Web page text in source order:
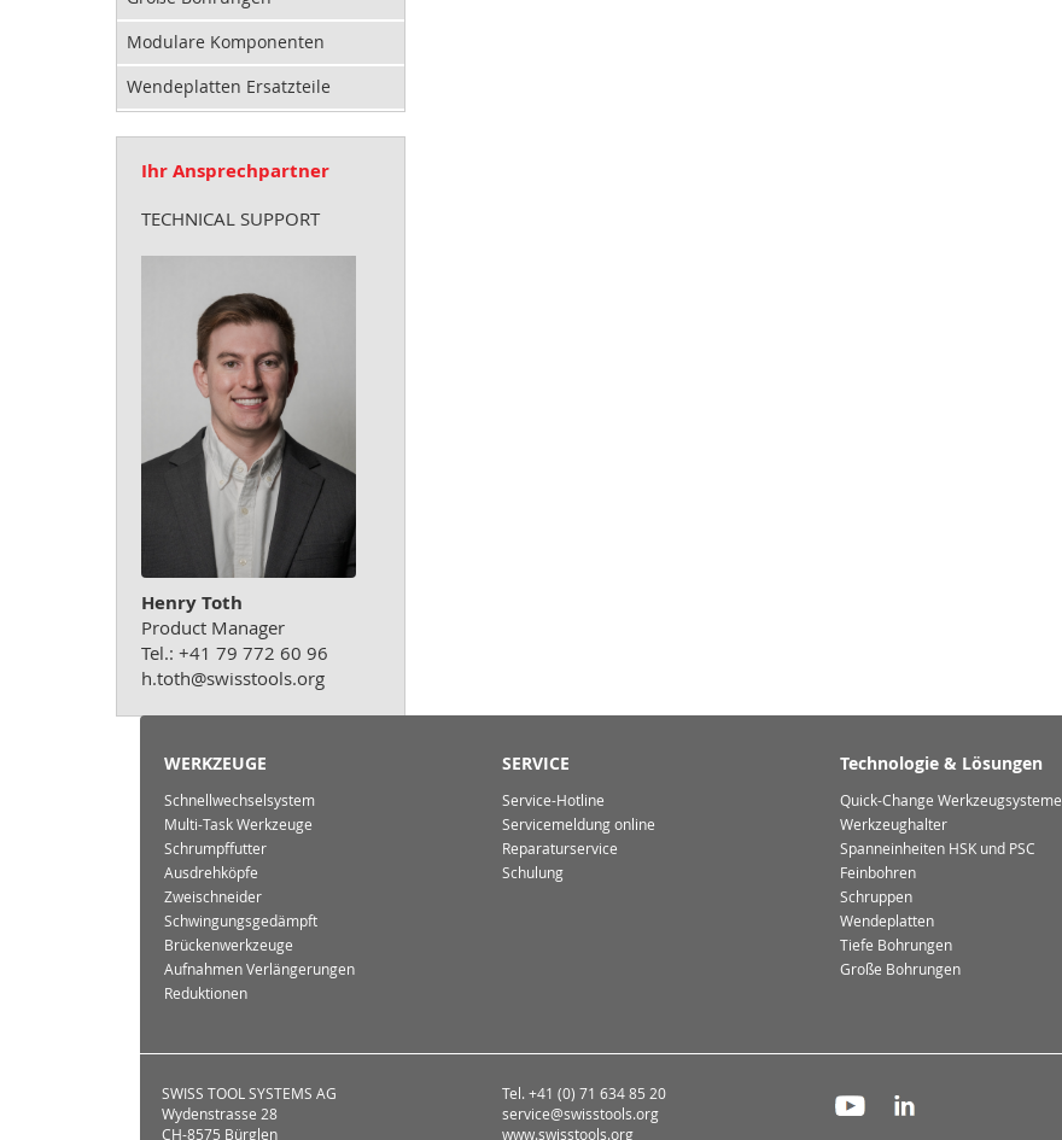
Modulare Komponenten
Wendeplatten Ersatzteile
Ihr Ansprechpartner
TECHNICAL SUPPORT
Henry Toth
Product Manager
Tel.: +41 79 772 60 96
h.toth@swisstools.org
WERKZEUGE
Schnellwechselsystem
Multi-Task Werkzeuge
Schrumpffutter
Ausdrehköpfe
Zweischneider
Schwingungsgedämpft
Brückenwerkzeuge
Aufnahmen Verlängerungen
Reduktionen
SERVICE
Service-Hotline
Servicemeldung online
Reparaturservice
Schulung
Technologie & Lösungen
Quick-Change Werkzeugsysteme
Werkzeughalter
Spanneinheiten HSK und PSC
Feinbohren
Schruppen
Wendeplatten
Tiefe Bohrungen
Große Bohrungen
SWISS TOOL SYSTEMS AG
Wydenstrasse 28
CH-8575 Bürglen
Tel. +41 (0) 71 634 85 20
service@swisstools.org
www.swisstools.org